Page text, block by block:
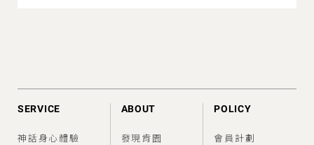
SERVICE
神話身心體驗
ABOUT
發現肯園
POLICY
會員計劃